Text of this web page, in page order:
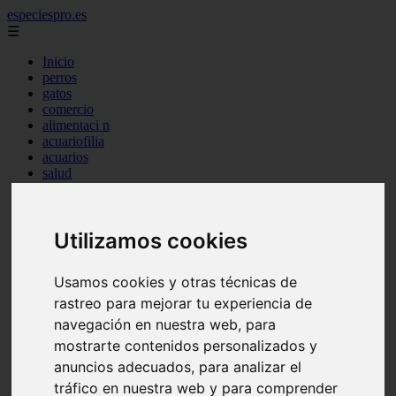
Utilizamos cookies
Usamos cookies y otras técnicas de
rastreo para mejorar tu experiencia de
navegación en nuestra web, para
mostrarte contenidos personalizados y
anuncios adecuados, para analizar el
tráfico en nuestra web y para comprender
especiespro.es
☰
Inicio
perros
gatos
comercio
alimentaci n
acuariofilia
acuarios
salud
aves
marketing
peque os mam feros
verano
peluquer a
accesorios
peluquer a canina
complementos